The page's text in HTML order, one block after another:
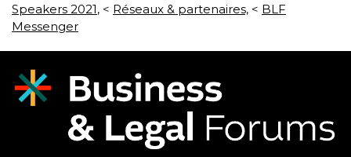
Speakers 2021, < Réseaux & partenaires, < BLF
Messenger